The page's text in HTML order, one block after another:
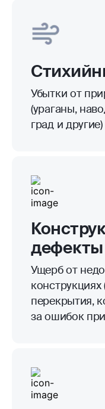
Убытки от
(ураганы,
град и другие)
дефекты
Ущерб от
перекрытия,
за ошибок